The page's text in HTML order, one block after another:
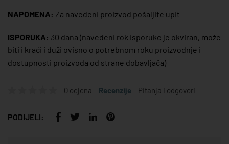
NAPOMENA: Za navedeni proizvod pošaljite upit
ISPORUKA: 30 dana (navedeni rok isporuke je okviran, može
biti i kraći i duži ovisno o potrebnom roku proizvodnje i
dostupnosti proizvoda od strane dobavljača)
0 ocjena Recenzije Pitanja i odgovori
PODIJELI: